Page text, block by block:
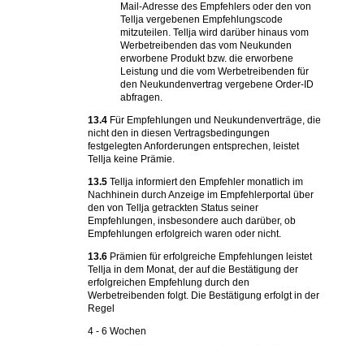
Mail-Adresse des Empfehlers oder den von
Tellja vergebenen Empfehlungscode
mitzuteilen. Tellja wird darüber hinaus vom
Werbetreibenden das vom Neukunden
erworbene Produkt bzw. die erworbene
Leistung und die vom Werbetreibenden für
den Neukundenvertrag vergebene Order-ID
abfragen.
13.4 Für Empfehlungen und Neukundenverträge, die
nicht den in diesen Vertragsbedingungen
festgelegten Anforderungen entsprechen, leistet
Tellja keine Prämie.
13.5 Tellja informiert den Empfehler monatlich im
Nachhinein durch Anzeige im Empfehlerportal über
den von Tellja getrackten Status seiner
Empfehlungen, insbesondere auch darüber, ob
Empfehlungen erfolgreich waren oder nicht.
13.6 Prämien für erfolgreiche Empfehlungen leistet
Tellja in dem Monat, der auf die Bestätigung der
erfolgreichen Empfehlung durch den
Werbetreibenden folgt. Die Bestätigung erfolgt in der
Regel
4 - 6 Wochen